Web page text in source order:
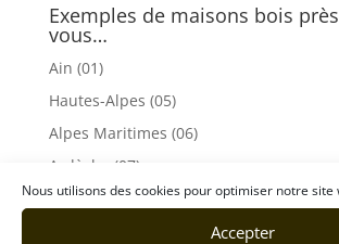
Nous utilisons des cookies pour optimiser notre
Accepter
Exemples de maisons bois
vous…
Ain (01)
Hautes-Alpes (05)
Alpes Maritimes (06)
Ardèche (07)
Aveyron (12)
Bouches du Rhône (13)